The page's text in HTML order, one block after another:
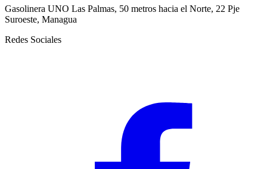
Gasolinera UNO Las Palmas, 50 metros hacia el Norte, 22 Pje
Suroeste, Managua
Redes Sociales